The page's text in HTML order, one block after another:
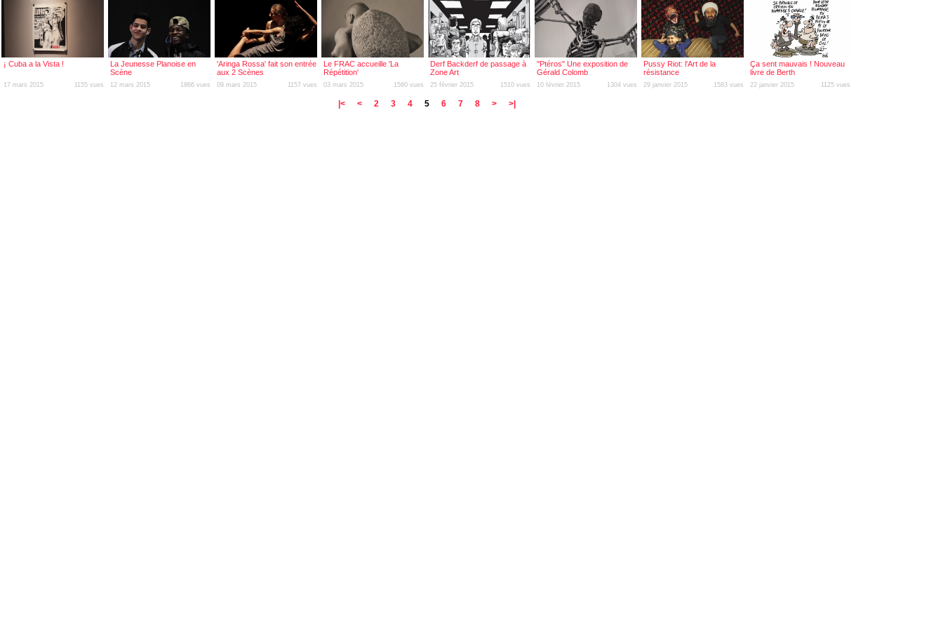
¡ Cuba a la Vista !
17 mars 2015 1155 vues
La Jeunesse Planoise en
Scène
12 mars 2015 1866 vues
'Aringa Rossa' fait son entrée
aux 2 Scènes
09 mars 2015 1157 vues
Le FRAC accueille 'La
Répétition'
03 mars 2015 1560 vues
Derf Backderf de passage à
Zone Art
25 février 2015 1510 vues
"Ptéros" Une exposition de
Gérald Colomb
10 février 2015 1304 vues
Pussy Riot: l'Art de la
résistance
29 janvier 2015 1583 vues
Ça sent mauvais ! Nouveau
livre de Berth
22 janvier 2015 1125 vues
|< < 2 3 4 5 6 7 8 > >|